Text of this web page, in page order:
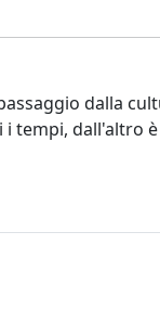
dalla
tempi, dall'altro